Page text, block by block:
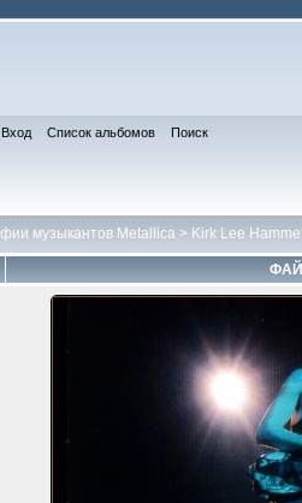
Вход Список альбомов Поиск
музыкантов Metallica > Kirk Lee